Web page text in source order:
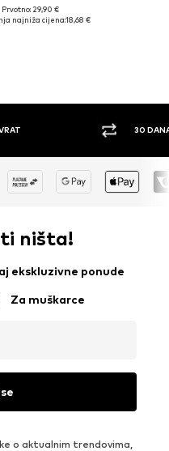
Prvotno: 29,90 €
najniža cijena:18,68 €
30 DANA PRAVO NA
ništa!
ekskluzivne ponude
Za muškarce
o aktualnim trendovima,